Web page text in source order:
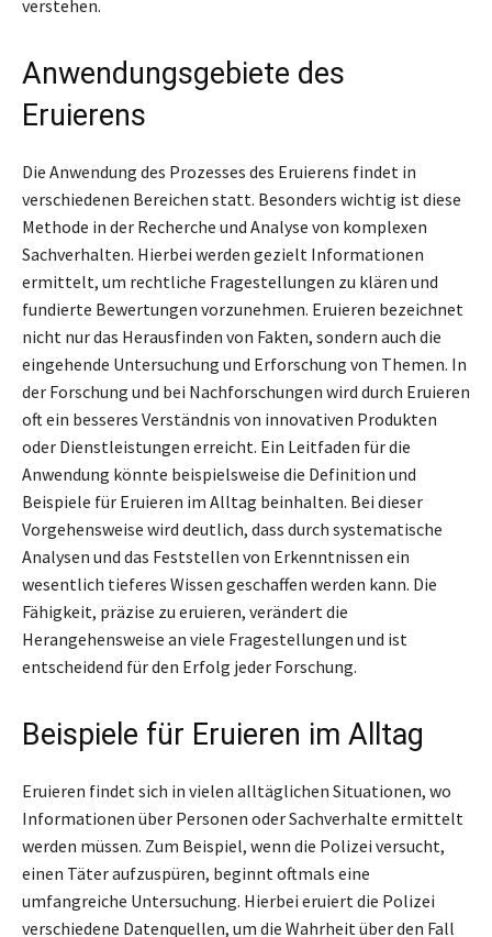
verstehen.
Anwendungsgebiete des
Eruierens
Die Anwendung des Prozesses des Eruierens findet in
verschiedenen Bereichen statt. Besonders wichtig ist diese
Methode in der Recherche und Analyse von komplexen
Sachverhalten. Hierbei werden gezielt Informationen
ermittelt, um rechtliche Fragestellungen zu klären und
fundierte Bewertungen vorzunehmen. Eruieren bezeichnet
nicht nur das Herausfinden von Fakten, sondern auch die
eingehende Untersuchung und Erforschung von Themen. In
der Forschung und bei Nachforschungen wird durch Eruieren
oft ein besseres Verständnis von innovativen Produkten
oder Dienstleistungen erreicht. Ein Leitfaden für die
Anwendung könnte beispielsweise die Definition und
Beispiele für Eruieren im Alltag beinhalten. Bei dieser
Vorgehensweise wird deutlich, dass durch systematische
Analysen und das Feststellen von Erkenntnissen ein
wesentlich tieferes Wissen geschaffen werden kann. Die
Fähigkeit, präzise zu eruieren, verändert die
Herangehensweise an viele Fragestellungen und ist
entscheidend für den Erfolg jeder Forschung.
Beispiele für Eruieren im Alltag
Eruieren findet sich in vielen alltäglichen Situationen, wo
Informationen über Personen oder Sachverhalte ermittelt
werden müssen. Zum Beispiel, wenn die Polizei versucht,
einen Täter aufzuspüren, beginnt oftmals eine
umfangreiche Untersuchung. Hierbei eruiert die Polizei
verschiedene Datenquellen, um die Wahrheit über den Fall